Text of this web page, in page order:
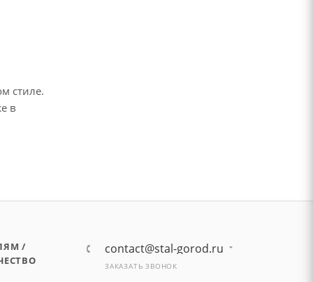
стиле.
в
/
contact@stal-gorod.ru
ЗАКАЗАТЬ ЗВОНОК